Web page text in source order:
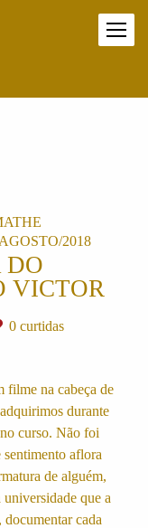
2018
DO
VICTOR
0 curtidas
filme na cabeça de
durante
curso. Não foi
sentimento aflora
de alguém,
que a
cada